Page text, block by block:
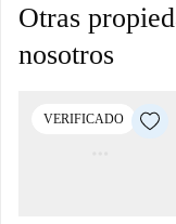
Otras
nosotros
VERIFICADO